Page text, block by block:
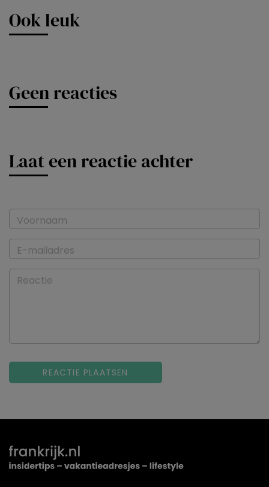
Ook leuk
Geen reacties
Laat een reactie achter
Voornaam
E-mailadres
Reactie